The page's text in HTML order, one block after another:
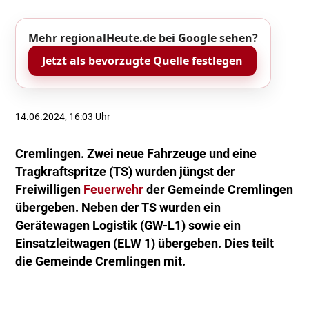
Mehr regionalHeute.de bei Google sehen?
Jetzt als bevorzugte Quelle festlegen
14.06.2024, 16:03 Uhr
Cremlingen. Zwei neue Fahrzeuge und eine
Tragkraftspritze (TS) wurden jüngst der
Freiwilligen Feuerwehr der Gemeinde Cremlingen
übergeben. Neben der TS wurden ein
Gerätewagen Logistik (GW-L1) sowie ein
Einsatzleitwagen (ELW 1) übergeben. Dies teilt
die Gemeinde Cremlingen mit.